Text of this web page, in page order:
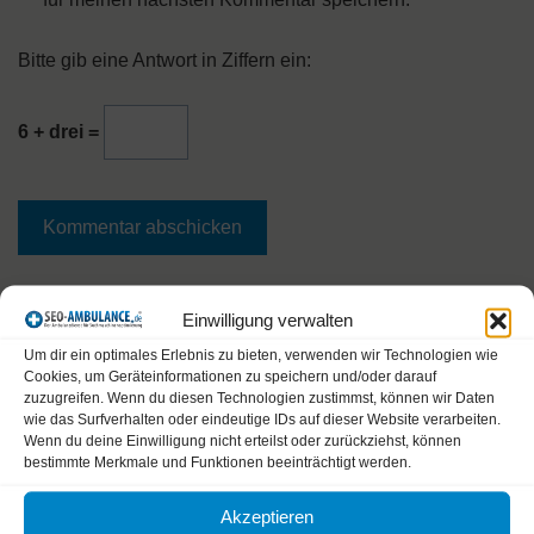
Einwilligung verwalten
Um dir ein optimales Erlebnis zu bieten, verwenden wir Technologien wie
Cookies, um Geräteinformationen zu speichern und/oder darauf
zuzugreifen. Wenn du diesen Technologien zustimmst, können wir Daten
wie das Surfverhalten oder eindeutige IDs auf dieser Website verarbeiten.
Wenn du deine Einwilligung nicht erteilst oder zurückziehst, können
bestimmte Merkmale und Funktionen beeinträchtigt werden.
Akzeptieren
Bitte gib eine Antwort in Ziffern ein:
6 + drei =
A
e
n
a
Diese Website verwendet Akismet, um Spam zu
Erfahre, wie deine Kommentardaten verarbeitet
werden.